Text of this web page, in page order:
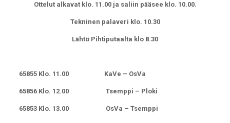
Ottelut alkavat klo. 11.00 ja saliin pääsee klo. 10.00.
Tekninen palaveri klo. 10.30
Lähtö Pihtiputaalta klo 8.30
65855 Klo. 11.00 KaVe – OsVa
65856 Klo. 12.00 Tsemppi – Ploki
65853 Klo. 13.00 OsVa – Tsemppi